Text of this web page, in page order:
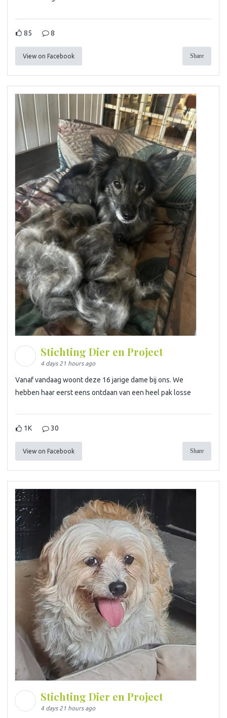
85 8
View on Facebook Share
Stichting Dier en Project
4 days 21 hours ago
Vanaf vandaag woont deze 16 jarige dame bij ons. We
hebben haar eerst eens ontdaan van een heel pak losse
1K 30
View on Facebook Share
Stichting Dier en Project
4 days 21 hours ago